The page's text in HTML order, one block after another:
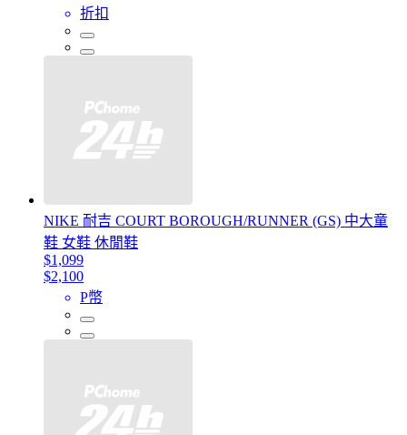
折扣
NIKE 耐吉 COURT BOROUGH/RUNNER (GS) 中大童
鞋 女鞋 休閒鞋
$1,099
$2,100
P幣